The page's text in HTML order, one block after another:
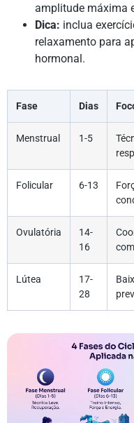
amplitude máxima
Dica: inclua
relaxamento para
hormonal.
Fase Dias
Menstrual 1-5
Folicular 6-13
Ovulatória
14-
16
Lútea
17-
28